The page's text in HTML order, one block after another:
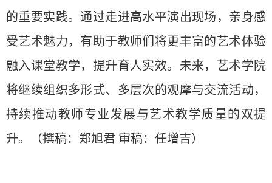
的重要实践。通过走进高水平演出现场，亲身感
受艺术魅力，有助于教师们将更丰富的艺术体验
融入课堂教学，提升育人实效。未来，艺术学院
将继续组织多形式、多层次的观摩与交流活动，
持续推动教师专业发展与艺术教学质量的双提
升。
（撰稿：郑旭君 审稿：任增吉）